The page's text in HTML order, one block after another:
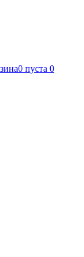
0 пуста 0